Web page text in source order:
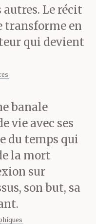
la
dans
qu’on
en
la
n’y
mais
dès
autres. Le récit
transforme en
qui devient
banale
vie avec ses
du temps qui
la mort
sur
son but, sa